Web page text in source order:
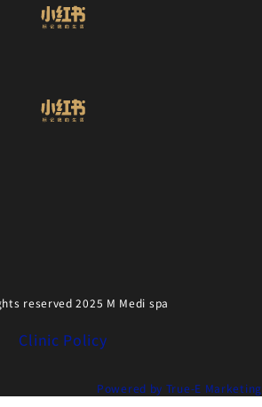
reserved 2025 M Medi spa
Clinic Policy
Powered by True-E Marketing